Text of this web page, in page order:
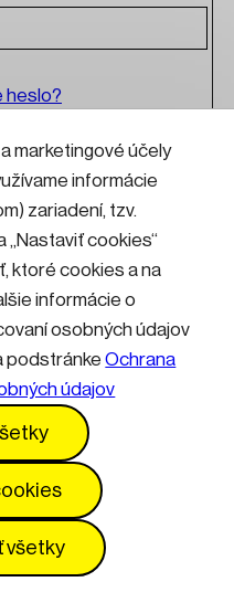
marketingové účely
informácie
zariadení, tzv.
„Nastaviť cookies“
ktoré cookies a na
informácie o
osobných údajov
podstránkeOchrana
údajov
všetky
heslo?
pre návštevníkov
Služby